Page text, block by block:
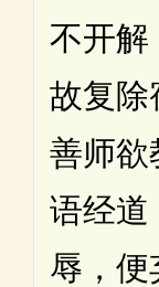
不开解
故复除
善师欲
语经道
辱，便